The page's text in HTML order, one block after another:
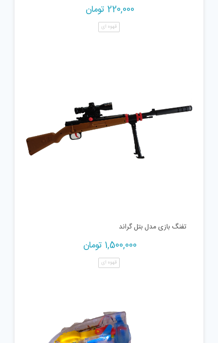
220,000 تومان
قهوه ای
تفنگ بازی مدل بتل گراند
1,500,000 تومان
قهوه ای